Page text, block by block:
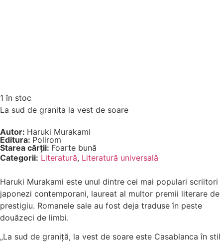
1 în stoc
La sud de granita la vest de soare
Autor: Haruki Murakami
Editura: Polirom
Starea cărții: Foarte bună
Categorii: Literatură, Literatură universală
Haruki Murakami este unul dintre cei mai populari scriitori
japonezi contemporani, laureat al multor premii literare de
prestigiu. Romanele sale au fost deja traduse în peste
douăzeci de limbi.
„La sud de graniţă, la vest de soare este Casablanca în stil